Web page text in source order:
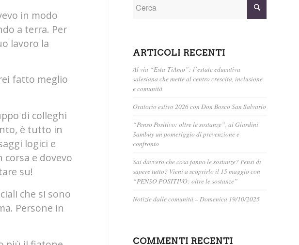
in modo
a terra. Per
lavoro la
fatto meglio
di colleghi
è tutto in
logici e
e dovevo
su!
che si sono
Persone in
ARTICOLI RECENTI
Al via “Esta-TiAmo”: l’estate educativa
salesiana che mette al centro crescita, inclusione
e comunità
Oratorio estivo 2026 con Don Bosco San Salvario
“Penso Positivo: oltre le sostanze”, ai Giardini
Sambuy un pomeriggio di prevenzione e
confronto
Sai davvero che cosa fanno le sostanze? Pensi di
sapere tutto? Vieni a scoprirlo il 15 maggio con
“PENSO POSITIVO: oltre le sostanze”
Notizie dalle comunità – Domenica 19/10/2025
COMMENTI RECENTI